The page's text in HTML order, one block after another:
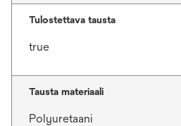
Tulostettava tausta
true
Tausta materiaali
Polyuretaani